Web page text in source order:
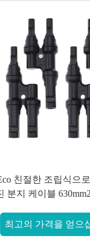
전기는 핵심 구리 철
루미늄 합금 케이블
가격을 얻으십시오